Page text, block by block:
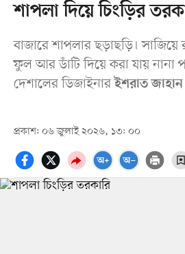
শাপলা দিয়ে চিংড়ির
বাজারে শাপলার ছড়াছড়ি। সাজিয়ে
ফুল আর ডাঁটি দিয়ে করা যায় নানা
দেশালের ডিজাইনারইশরাত জাহান
প্রকাশ: ০৬ জুলাই ২০২৬, ১৩: ০০